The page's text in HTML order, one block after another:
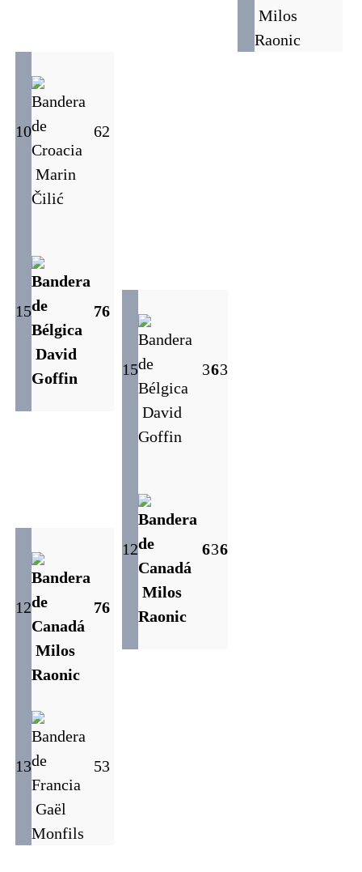
Milos
Raonic
10
Marin
Čilić
62
15
David
Goffin
76
15
David
Goffin
363
12
Milos
Raonic
636
12
Milos
Raonic
76
13
Gaël
Monfils
53